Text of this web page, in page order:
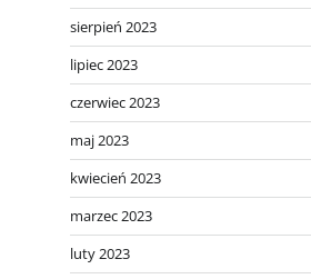
sierpień 2023
lipiec 2023
czerwiec 2023
maj 2023
kwiecień 2023
marzec 2023
luty 2023